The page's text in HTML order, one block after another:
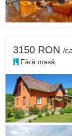
3150 RON /
Fără masă